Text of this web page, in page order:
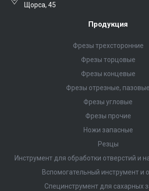
Щорса, 45
Продукция
Фрезы трехсторонние
Фрезы торцовые
Фрезы концевые
Фрезы отрезные, пазовые
Фрезы угловые
Фрезы прочие
Ножи запасные
Резцы
Инструмент для обработки отверстий и
Вспомогательный инструмент и
Специнструмент для сахарных